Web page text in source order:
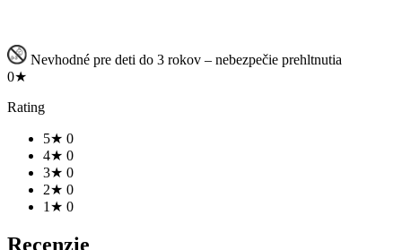
Nevhodné pre deti do 3 rokov – nebezpečie prehltnutia
0★
Rating
5★ 0
4★ 0
3★ 0
2★ 0
1★ 0
Recenzie